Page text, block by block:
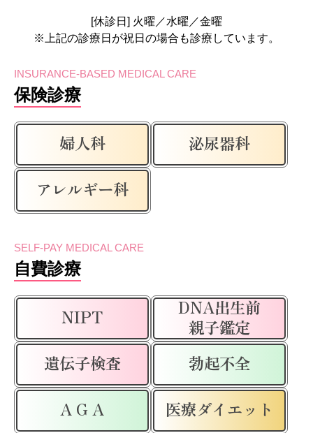
[休診日] 火曜／水曜／金曜
※上記の診療日が祝日の場合も診療しています。
INSURANCE-BASED MEDICAL CARE
保険診療
婦人科 泌尿器科
アレルギー科
SELF-PAY MEDICAL CARE
自費診療
NIPT
DNA出生前
親子鑑定
遺伝子検査
勃起不全
A G A 医療ダイエット